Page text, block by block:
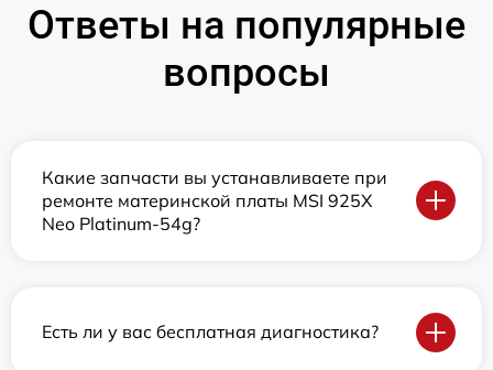
Ответы на популярные
вопросы
Какие запчасти вы устанавливаете при
ремонте материнской платы MSI 925X
Neo Platinum-54g?
Есть ли у вас бесплатная диагностика?